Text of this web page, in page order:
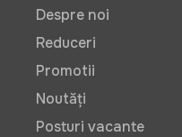
Despre noi
Reduceri
Promotii
Noutăți
Posturi vacante